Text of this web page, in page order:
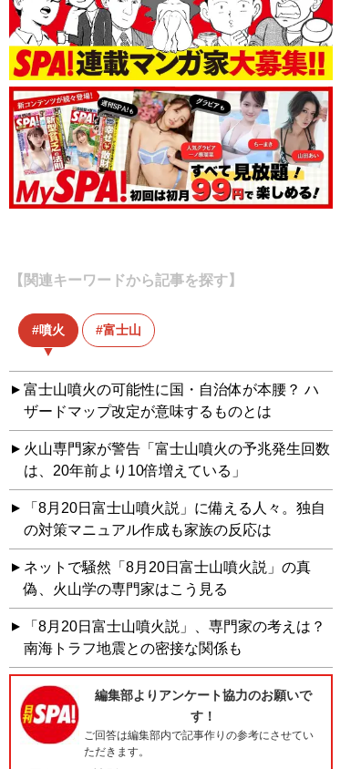
【関連キーワードから記事を探す】
噴火 富士山
富士山噴火の可能性に国・自治体が本腰？ ハ
ザードマップ改定が意味するものとは
火山専門家が警告「富士山噴火の予兆発生回数
は、20年前より10倍増えている」
「8月20日富士山噴火説」に備える人々。独自
の対策マニュアル作成も家族の反応は
ネットで騒然「8月20日富士山噴火説」の真
偽、火山学の専門家はこう見る
「8月20日富士山噴火説」、専門家の考えは？
南海トラフ地震との密接な関係も